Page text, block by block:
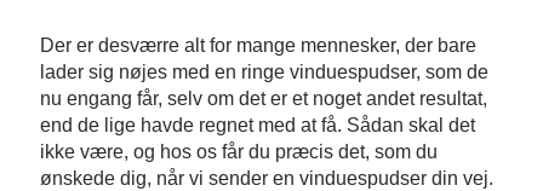
Der er desværre alt for mange mennesker, der bare
lader sig nøjes med en ringe vinduespudser, som de
nu engang får, selv om det er et noget andet resultat,
end de lige havde regnet med at få. Sådan skal det
ikke være, og hos os får du præcis det, som du
ønskede dig, når vi sender en vinduespudser din vej.